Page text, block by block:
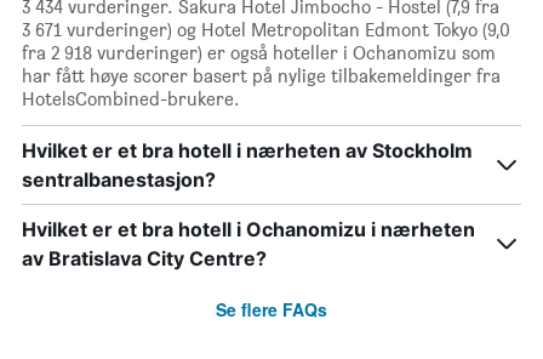
3 434 vurderinger. Sakura Hotel Jimbocho - Hostel (7,9 fra
3 671 vurderinger) og Hotel Metropolitan Edmont Tokyo (9,0
fra 2 918 vurderinger) er også hoteller i Ochanomizu som
har fått høye scorer basert på nylige tilbakemeldinger fra
HotelsCombined-brukere.
Hvilket er et bra hotell i nærheten av Stockholm
sentralbanestasjon?
Hvilket er et bra hotell i Ochanomizu i nærheten
av Bratislava City Centre?
Se flere FAQs